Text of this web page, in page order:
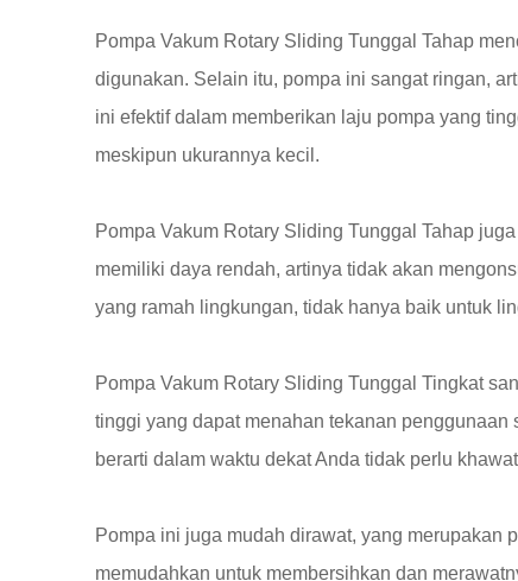
Pompa Vakum Rotary Sliding Tunggal Tahap
digunakan. Selain itu, pompa ini sangat ringan,
ini efektif dalam memberikan laju pompa yang
meskipun ukurannya kecil.
Pompa Vakum Rotary Sliding Tunggal Tahap
memiliki daya rendah, artinya tidak akan
yang ramah lingkungan, tidak hanya baik untuk
Pompa Vakum Rotary Sliding Tunggal Tingkat
tinggi yang dapat menahan tekanan
berarti dalam waktu dekat Anda tidak perlu
Pompa ini juga mudah dirawat, yang merupakan
memudahkan untuk membersihkan dan